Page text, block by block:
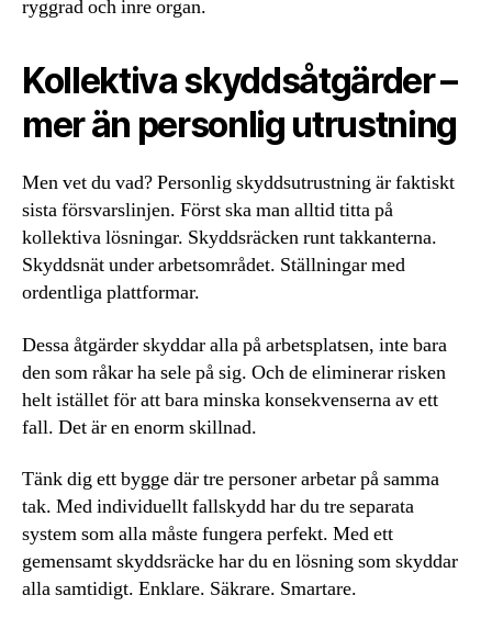
ryggrad och inre organ.
Kollektiva skyddsåtgärder –
mer än personlig utrustning
Men vet du vad? Personlig skyddsutrustning är faktiskt
sista försvarslinjen. Först ska man alltid titta på
kollektiva lösningar. Skyddsräcken runt takkanterna.
Skyddsnät under arbetsområdet. Ställningar med
ordentliga plattformar.
Dessa åtgärder skyddar alla på arbetsplatsen, inte bara
den som råkar ha sele på sig. Och de eliminerar risken
helt istället för att bara minska konsekvenserna av ett
fall. Det är en enorm skillnad.
Tänk dig ett bygge där tre personer arbetar på samma
tak. Med individuellt fallskydd har du tre separata
system som alla måste fungera perfekt. Med ett
gemensamt skyddsräcke har du en lösning som skyddar
alla samtidigt. Enklare. Säkrare. Smartare.